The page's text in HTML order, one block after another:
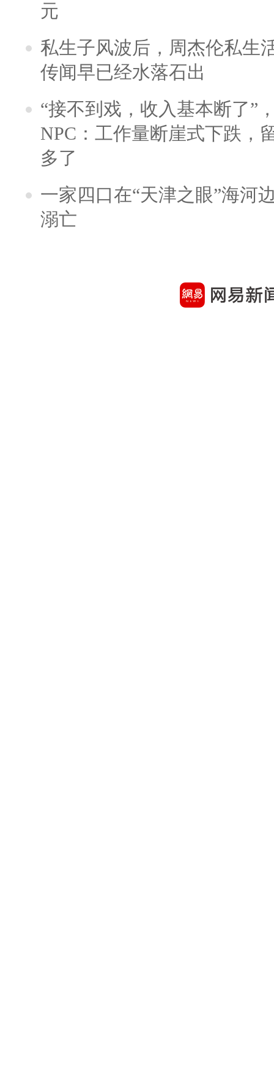
元
私生子风波后，周杰伦私生
传闻早已经水落石出
“接不到戏，收入基本断了”
NPC：工作量断崖式下跌，
多了
一家四口在“天津之眼”海河
溺亡